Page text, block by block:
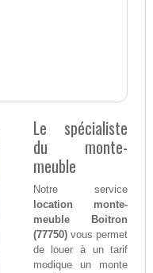
Le spécialiste
du monte-
meuble
Notre service
location monte-
meuble Boitron
(77750)vous permet
de louer à un tarif
modique un monte